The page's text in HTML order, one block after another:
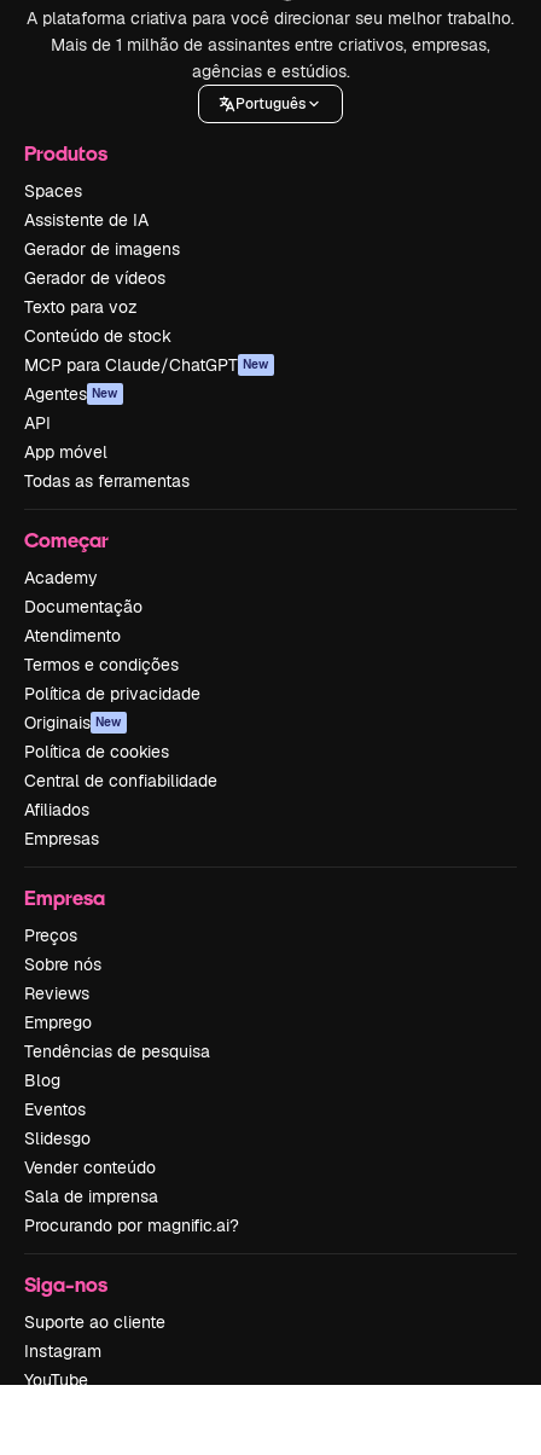
A plataforma criativa para você direcionar seu melhor trabalho.
Mais de 1 milhão de assinantes entre criativos, empresas,
agências e estúdios.
Português
Produtos
Spaces
Assistente de IA
Gerador de imagens
Gerador de vídeos
Texto para voz
Conteúdo de stock
MCP para Claude/ChatGPT New
Agentes New
API
App móvel
Todas as ferramentas
Começar
Academy
Documentação
Atendimento
Termos e condições
Política de privacidade
Originais New
Política de cookies
Central de confiabilidade
Afiliados
Empresas
Empresa
Preços
Sobre nós
Reviews
Emprego
Tendências de pesquisa
Blog
Eventos
Slidesgo
Vender conteúdo
Sala de imprensa
Procurando por magnific.ai?
Siga-nos
Suporte ao cliente
Instagram
YouTube